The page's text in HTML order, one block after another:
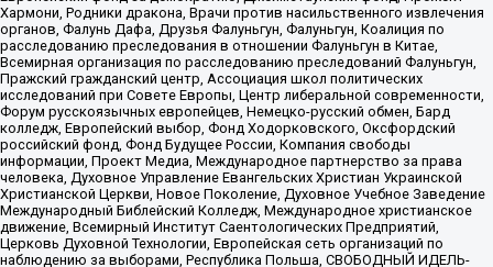
Хармони, Родники дракона, Врачи против насильственного извлечения
органов, Фалунь Дафа, Друзья Фалуньгун, Фалуньгун, Коалиция по
расследованию преследования в отношении Фалуньгун в Китае,
Всемирная организация по расследованию преследований Фалуньгун,
Пражский гражданский центр, Ассоциация школ политических
исследований при Совете Европы, Центр либеральной современности,
Форум русскоязычных европейцев, Немецко-русский обмен, Бард
колледж, Европейский выбор, Фонд Ходорковского, Оксфордский
российский фонд, Фонд Будущее России, Компания свободы
информации, Проект Медиа, Международное партнерство за права
человека, Духовное Управление Евангельских Христиан Украинской
Христианской Церкви, Новое Поколение, Духовное Учебное Заведение
Международный Библейский Колледж, Международное христианское
движение, Всемирный Институт Саентологических Предприятий,
Церковь Духовной Технологии, Европейская сеть организаций по
наблюдению за выборами, Республика Польша, СВОБОДНЫЙ ИДЕЛЬ-